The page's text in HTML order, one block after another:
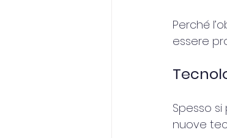
Perché
essere
Spesso
nuove